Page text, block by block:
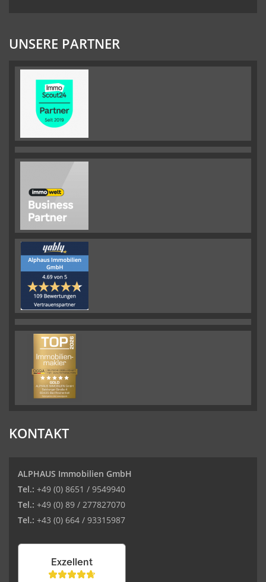
UNSERE PARTNER
KONTAKT
ALPHAUS Immobilien GmbH
Tel.: +49 (0) 8651 / 9549940
Tel.: +49 (0) 89 / 277827070
Tel.: +43 (0) 664 / 93315987